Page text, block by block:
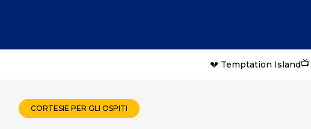
💔 Temptation Island
CORTESIE PER GLI OSPITI